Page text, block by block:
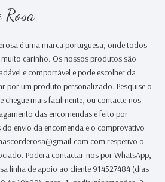
Rosa
é uma marca portuguesa, onde todos
carinho. Os nossos produtos são
e comportável e pode escolher da
por um produto personalizado. Pesquise o
chegue mais facilmente, ou contacte-nos
das encomendas é feito por
envio da encomenda e o comprovativo
com respetivo o
Poderá contactar-nos por WhatsApp,
linha de apoio ao cliente 914527484 (dias